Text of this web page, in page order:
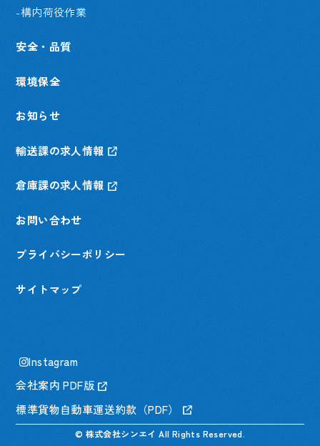
-構内荷役作業
安全・品質
環境保全
お知らせ
輸送課の求人情報
倉庫課の求人情報
お問い合わせ
プライバシーポリシー
サイトマップ
Instagram
会社案内 PDF版
標準貨物自動車運送約款（PDF）
© 株式会社シンエイ All Rights Reserved.